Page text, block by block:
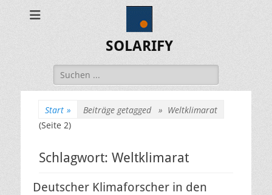
SOLARIFY
Suchen
nach:
Start » Beiträge getagged » Weltklimarat
(Seite 2)
Schlagwort: Weltklimarat
Deutscher Klimaforscher in den